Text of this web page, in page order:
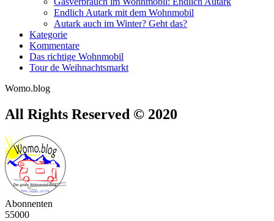
Endlich Autark mit dem Wohnmobil
Autark auch im Winter? Geht das?
Kategorie
Kommentare
Das richtige Wohnmobil
Tour de Weihnachtsmarkt
Womo.blog
All Rights Reserved © 2020
Abonnenten
55000